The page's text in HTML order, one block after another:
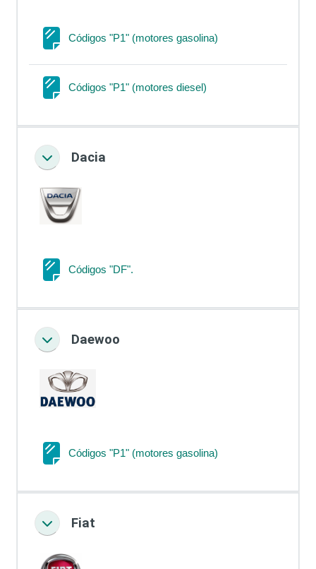
Códigos "P1" (motores gasolina)
Códigos "P1" (motores diesel)
ColapsarDacia
Códigos "DF".
ColapsarDaewoo
Códigos "P1" (motores gasolina)
Colapsar
Fiat